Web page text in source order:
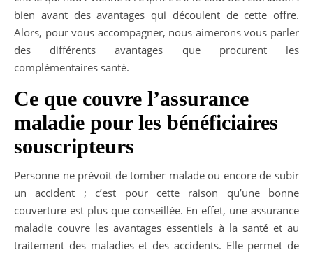
bien avant des avantages qui découlent de cette offre.
Alors, pour vous accompagner, nous aimerons vous parler
des différents avantages que procurent les
complémentaires santé.
Ce que couvre l’assurance
maladie pour les bénéficiaires
souscripteurs
Personne ne prévoit de tomber malade ou encore de subir
un accident ; c’est pour cette raison qu’une bonne
couverture est plus que conseillée. En effet, une assurance
maladie couvre les avantages essentiels à la santé et au
traitement des maladies et des accidents. Elle permet de